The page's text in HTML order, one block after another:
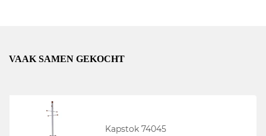
VAAK SAMEN GEKOCHT
Kapstok 74045